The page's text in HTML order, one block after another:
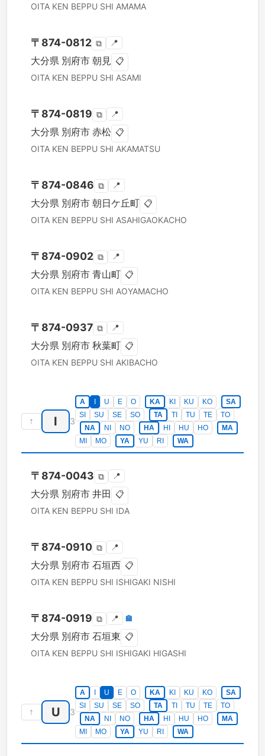
OITA KEN BEPPU SHI AMAMA
〒 874-0812 ⧉ 📍
大分県 別府市 朝見 📋
OITA KEN BEPPU SHI ASAMI
〒 874-0819 ⧉ 📍
大分県 別府市 赤松 📋
OITA KEN BEPPU SHI AKAMATSU
〒 874-0846 ⧉ 📍
大分県 別府市 朝日ケ丘町 📋
OITA KEN BEPPU SHI ASAHIGAOKACHO
〒 874-0902 ⧉ 📍
大分県 別府市 青山町 📋
OITA KEN BEPPU SHI AOYAMACHO
〒 874-0937 ⧉ 📍
大分県 別府市 秋葉町 📋
OITA KEN BEPPU SHI AKIBACHO
↑ I 3
A U E O KA KI KU KO
SA
SI
SU SE SO TA TI TU TE
TO
NA
NI NO HA HI HU HO
MA
MI
MO YA YU RI WA
〒 874-0043 ⧉ 📍
大分県 別府市 井田 📋
OITA KEN BEPPU SHI IDA
〒 874-0910 ⧉ 📍
大分県 別府市 石垣西 📋
OITA KEN BEPPU SHI ISHIGAKI NISHI
〒 874-0919 ⧉ 📍 🏣
大分県 別府市 石垣東 📋
OITA KEN BEPPU SHI ISHIGAKI HIGASHI
↑ U 3
A U E O KA KI KU KO
SA
SI
SU SE SO TA TI TU TE
TO
NA
NI NO HA HI HU HO
MA
MI
MO YA YU RI WA